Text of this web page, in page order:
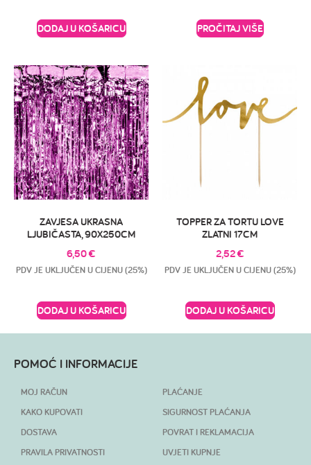
DODAJ U KOŠARICU PROČITAJ VIŠE
ZAVJESA UKRASNA
LJUBIČASTA, 90X250CM
6,50€
PDV JE UKLJUČEN U CIJENU (25%)
DODAJ U KOŠARICU
TOPPER ZA TORTU LOVE
ZLATNI 17CM
2,52€
PDV JE UKLJUČEN U CIJENU (25%)
DODAJ U KOŠARICU
POMOĆ I INFORMACIJE
MOJ RAČUN
KAKO KUPOVATI
DOSTAVA
PRAVILA PRIVATNOSTI
PLAĆANJE
SIGURNOST PLAĆANJA
POVRAT I REKLAMACIJA
UVJETI KUPNJE